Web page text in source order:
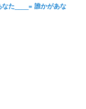
た____= 誰かがあな